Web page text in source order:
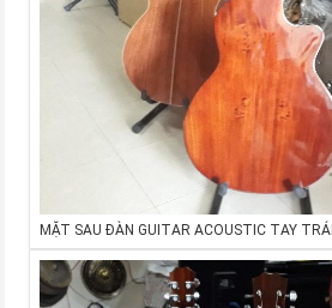
MẶT SAU ĐÀN GUITAR ACOUSTIC TAY TRÁI